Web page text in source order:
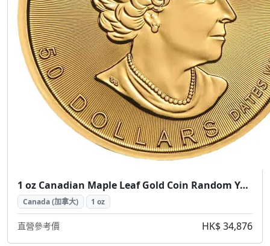
1 oz Canadian Maple Leaf Gold Coin Random Year ( 加拿大楓葉金幣 1盎司隨機年份)
Canada (加拿大) 1 oz
直營參考價 HK$ 34,876